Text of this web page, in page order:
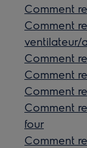
Comment
Comment
ventilateur/
Comment
Comment
Comment
Comment
four
Comment